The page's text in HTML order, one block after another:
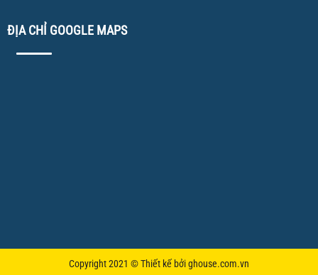
ĐỊA CHỈ GOOGLE MAPS
Copyright 2021 © Thiết kế bởi ghouse.com.vn